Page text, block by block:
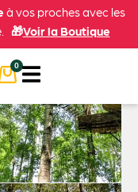
à vos proches avec les
🎁Voir la Boutique
0